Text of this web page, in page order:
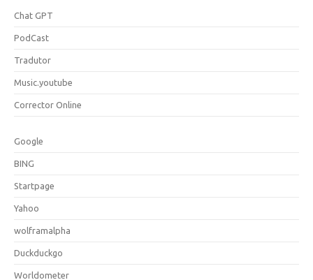
Chat GPT
PodCast
Tradutor
Music.youtube
Corrector Online
Google
BING
Startpage
Yahoo
wolframalpha
Duckduckgo
Worldometer